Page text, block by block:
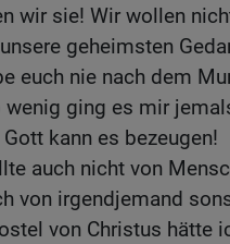
wir sie! Wir wollen
geheimsten
euch nie nach dem
wenig ging es mir
kann es bezeugen!
auch nicht von
von irgendjemand
von Christus hätte